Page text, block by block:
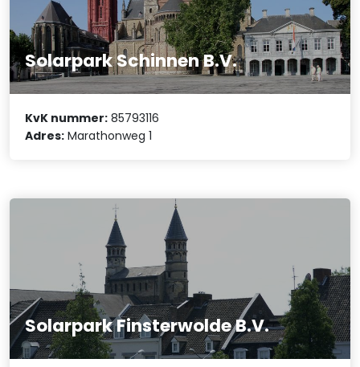
Solarpark Schinnen B.V.
KvK nummer: 85793116
Adres: Marathonweg 1
Solarpark Finsterwolde B.V.